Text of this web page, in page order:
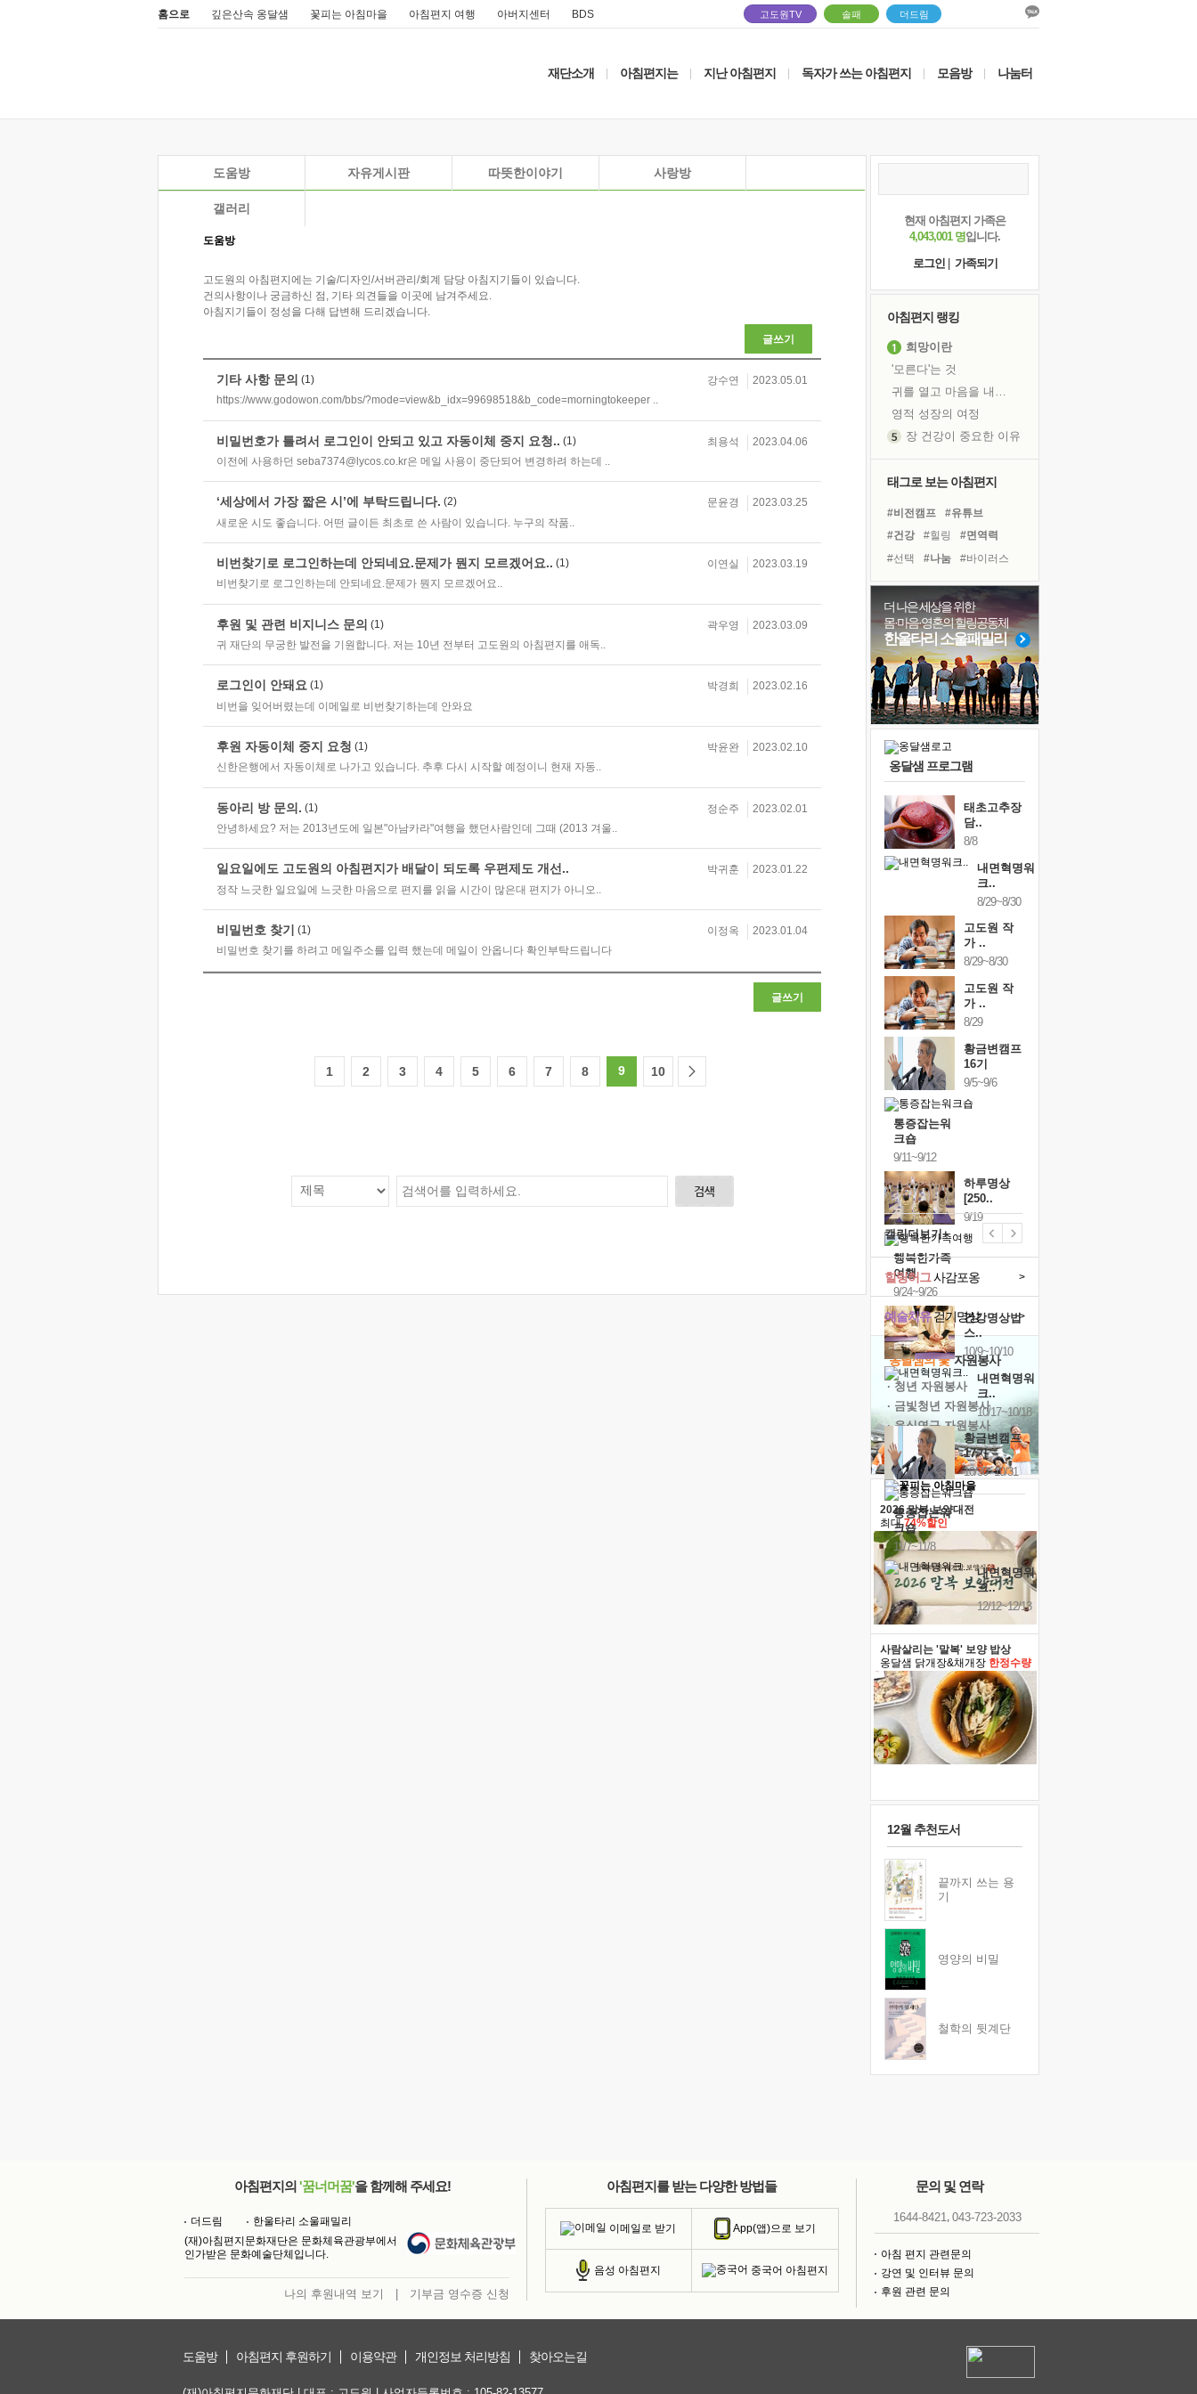
홈으로 깊은산속 옹달샘 꽃피는 아침마을 아침편지 여행 아버지센터 BDS 고도원TV 솔패 더드림
재단소개 아침편지는 지난 아침편지 독자가 쓰는 아침편지 모음방 나눔터
도움방 자유게시판 따뜻한이야기 사랑방
갤러리
도움방
고도원의 아침편지에는 기술/디자인/서버관리/회계 담당 아침지기들이 있습니다.
건의사항이나 궁금하신 점, 기타 의견들을 이곳에 남겨주세요.
아침지기들이 정성을 다해 답변해 드리겠습니다.
글쓰기
기타 사항 문의 (1)
https://www.godowon.com/bbs/?mode=view&b_idx=99698518&b_code=morningtokeeper ..
강수연 2023.05.01
비밀번호가 틀려서 로그인이 안되고 있고 자동이체 중지 요청.. (1)
이전에 사용하던 seba7374@lycos.co.kr은 메일 사용이 중단되어 변경하려 하는데 ..
최용석 2023.04.06
‘세상에서 가장 짧은 시’에 부탁드립니다. (2)
새로운 시도 좋습니다. 어떤 글이든 최초로 쓴 사람이 있습니다. 누구의 작품..
문윤경 2023.03.25
비번찾기로 로그인하는데 안되네요.문제가 뭔지 모르겠어요.. (1)
비번찾기로 로그인하는데 안되네요.문제가 뭔지 모르겠어요..
이연실 2023.03.19
후원 및 관련 비지니스 문의 (1)
귀 재단의 무궁한 발전을 기원합니다. 저는 10년 전부터 고도원의 아침편지를 애독..
곽우영 2023.03.09
로그인이 안돼요 (1)
비번을 잊어버렸는데 이메일로 비번찾기하는데 안와요
박경희 2023.02.16
후원 자동이체 중지 요청 (1)
신한은행에서 자동이체로 나가고 있습니다. 추후 다시 시작할 예정이니 현재 자동..
박윤완 2023.02.10
동아리 방 문의. (1)
안녕하세요? 저는 2013년도에 일본"아남카라"여행을 했던사람인데 그때 (2013 겨울..
정순주 2023.02.01
일요일에도 고도원의 아침편지가 배달이 되도록 우편제도 개선..
정작 느긋한 일요일에 느긋한 마음으로 편지를 읽을 시간이 많은대 편지가 아니오..
박귀훈 2023.01.22
비밀번호 찾기
(1)
비밀번호 찾기를 하려고 메일주소를 입력 했는데 메일이 안옵니다 확인부탁드립니다
이정옥 2023.01.04
글쓰기
1 2 3 4 5 6 7 8 9 10
현재 아침편지 가족은
4,043,001 명입니다.
로그인
가족되기
아침편지 랭킹
희망이란
'모른다'는 것
귀를 열고 마음을 내어주고
영적 성장의 여정
장 건강이 중요한 이유
꿈이 실제가 되는 것
'말 타는 법'을 먼저
졸업식 사진을 보며
아픈 아버지를 위한 공간 설계
극심한 변비, 어깨결림, 수면 장애
보고 싶은 어머니
유년 시절의 부산 영도 바다
못된 꼰대들
거울 속의 나
태그로 보는 아침편지
#비전캠프
#유튜브
#건강
#힐링
#면역력
#선택
#나눔
#바이러스
#독서캠프
#계획
#명상
#도움
#희망
#아이들
#경험
#다짐
#독서
#극복
#사람 #삶 #위기
더 나은 세상을 위한
몸·마음·영혼의 힐링공동체
한울타리 소울패밀리
옹달샘 프로그램
태초고추장
담..
8/8
내면혁명워
크..
8/29~8/30
고도원 작
가 ..
8/29~8/30
고도원 작
가 ..
8/29
황금변캠프
16기
9/5~9/6
통증잡는워
크숍
9/11~9/12
하루명상
[250..
9/19
행복한가족
여행
9/24~9/26
건강명상법
스..
10/9~10/10
내면혁명워
크..
10/17~10/18
황금변캠프
17기
10/30~10/31
통증잡는워
크숍
11/7~11/8
내면혁명워
크..
12/12~12/13
캘린더보기+
예술치유걷기명상 >
힐링허그사감포옹 >
'옹달샘의 꽃'자원봉사
· 청년 자원봉사
· 금빛청년 자원봉사
· 음식연구 자원봉사
2026 말복 보양대전
최대74%할인
사람살리는 '말복' 보양 밥상
옹달샘 닭개장&채개장 한정수량
12월 추천도서
끝까지 쓰는 용
기
영양의 비밀
철학의 뒷계단
아침편지의 '꿈너머꿈'을 함께해 주세요!
더드림
한울타리 소울패밀리
(재)아침편지문화재단은 문화체육관광부에서
인가받은 문화예술단체입니다.
나의 후원내역 보기 기부금 영수증 신청
아침편지를 받는 다양한 방법들
이메일로 받기 App(앱)으로 보기
음성 아침편지 중국어 아침편지
문의 및 연락
1644-8421, 043-723-2033
아침 편지 관련문의
강연 및 인터뷰 문의
후원 관련 문의
도움방 아침편지 후원하기 이용약관 개인정보 처리방침 찾아오는길